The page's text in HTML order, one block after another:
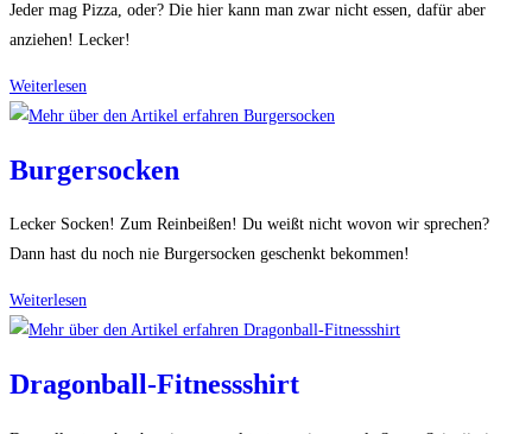
Jeder mag Pizza, oder? Die hier kann man zwar nicht essen, dafür aber
anziehen! Lecker!
Weiterlesen
aus
Burgersocken
Lecker Socken! Zum Reinbeißen! Du weißt nicht wovon wir sprechen?
Dann hast du noch nie Burgersocken geschenkt bekommen!
Weiterlesen
Dragonball-Fitnessshirt